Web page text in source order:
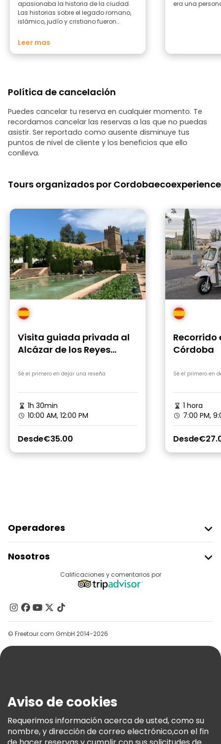
apasionaba la historia de la ciudad.
Las historias sobre el legado romano,
islámico, judío y cristiano fueron
forma divertida y amena. El recorrido
oportunidades para hacer preguntas y
descubrir detalles ocultos que nos
hubiéramos ido por nuestra cuenta. Sin
duda, fue uno de los momentos más
destacados de nuestro viaje a España.
Recomendamos encarecidamente
este recorrido a cualquiera que visite
Córdoba. ¡Gracias por una experiencia
Leer mas
era una
Política de cancelación
Puedes cancelar tu reserva en cualquier momento. Te
recordamos cancelar las reservas a las que no puedas
asistir. Ser reportado como ausente disminuye tus
puntos de nivel de cliente y los beneficios que ello
conlleva.
Tours organizados por Cordobaecoexperience
Visita guiada privada al
Alcázar de los Reyes
Sé el primero en dejar una reseña
1h 30min
10:00 AM, 12:00 PM
Desde€35.00
Recorrido
Córdoba
Sé el primero en
1 hora
7:00 PM,
Desde
Operadores
Acceder Como Proveedor
Programa De Afiliados
Nosotros
Contacto
Grupos
Ayuda
Términos E Información Legal
Política De Cookies
Freetour Premios
Calificaciones y comentarios por
© Freetour.com GmbH 2014-2026
Aviso de cookies
Requerimos información acerca de usted, como su
nombre, y dirección de correo electrónico,con el fin